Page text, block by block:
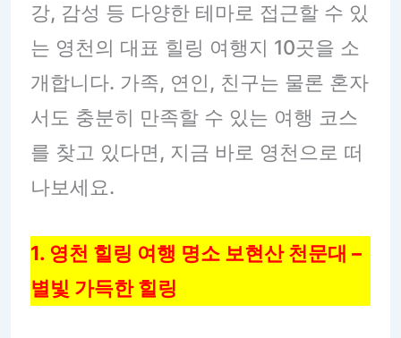
강, 감성 등 다양한 테마로 접근할 수 있
는 영천의 대표 힐링 여행지 10곳을 소
개합니다. 가족, 연인, 친구는 물론 혼자
서도 충분히 만족할 수 있는 여행 코스
를 찾고 있다면, 지금 바로 영천으로 떠
나보세요.
1. 영천 힐링 여행 명소 보현산 천문대 –
별빛 가득한 힐링